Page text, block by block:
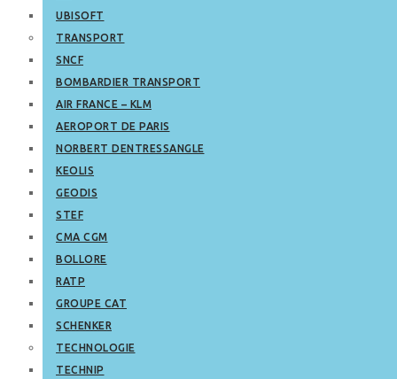
UBISOFT
TRANSPORT
SNCF
BOMBARDIER TRANSPORT
AIR FRANCE – KLM
AEROPORT DE PARIS
NORBERT DENTRESSANGLE
KEOLIS
GEODIS
STEF
CMA CGM
BOLLORE
RATP
GROUPE CAT
SCHENKER
TECHNOLOGIE
TECHNIP